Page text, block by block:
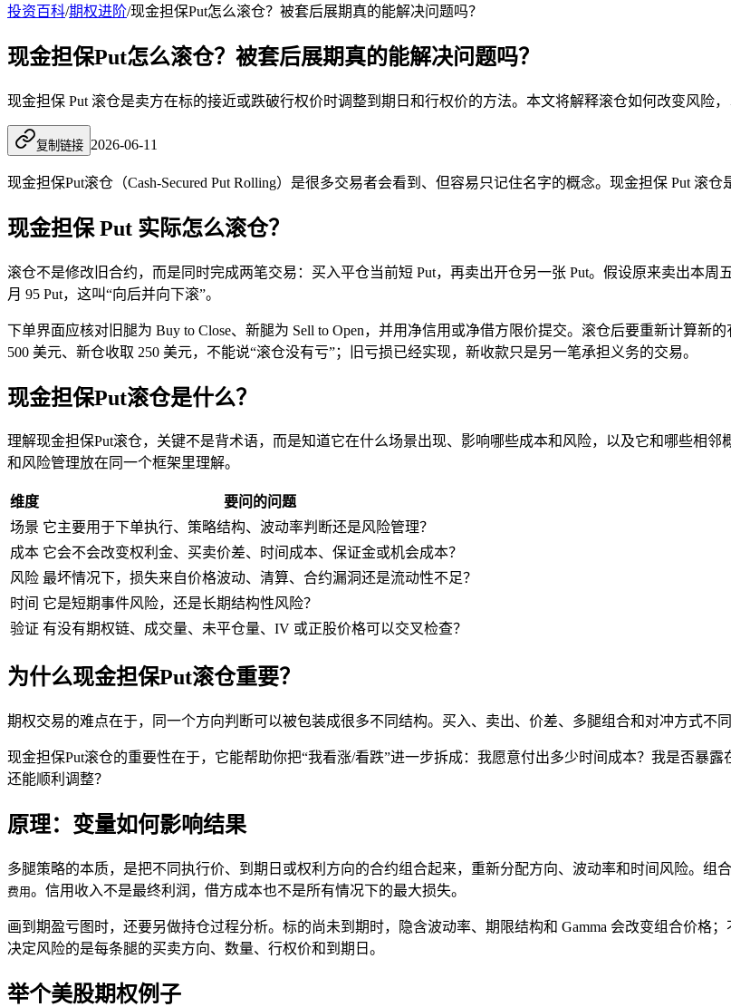
投资百科/期权进阶/现金担保Put怎么滚仓？被套后展期真的能解决问题吗？
现金担保Put怎么滚仓？被套后展期真的能解决问题吗？
现金担保 Put 滚仓是卖方在标的接近或跌破行权价时调整到期日和行权价的方法。本文将解释滚仓如何改变风险
复制链接 2026-06-11
现金担保Put滚仓（Cash-Secured Put Rolling）是很多交易者会看到、但容易只记住名字的概念。现金担保 Put 滚仓
现金担保 Put 实际怎么滚仓？
滚仓不是修改旧合约，而是同时完成两笔交易：买入平仓当前短 Put，再卖出开仓另一张 Put。假设原来卖出本周
月 95 Put，这叫“向后并向下滚”。
下单界面应核对旧腿为 Buy to Close、新腿为 Sell to Open，并用净信用或净借方限价提交。滚仓后要重新计算
500 美元、新仓收取 250 美元，不能说“滚仓没有亏”；旧亏损已经实现，新收款只是另一笔承担义务的交易。
现金担保Put滚仓是什么？
理解现金担保Put滚仓，关键不是背术语，而是知道它在什么场景出现、影响哪些成本和风险，以及它和哪些相
和风险管理放在同一个框架里理解。
维度
要问的问题
场景 它主要用于下单执行、策略结构、波动率判断还是风险管理？
成本 它会不会改变权利金、买卖价差、时间成本、保证金或机会成本？
风险 最坏情况下，损失来自价格波动、清算、合约漏洞还是流动性不足？
时间 它是短期事件风险，还是长期结构性风险？
验证 有没有期权链、成交量、未平仓量、IV 或正股价格可以交叉检查？
为什么现金担保Put滚仓重要？
期权交易的难点在于，同一个方向判断可以被包装成很多不同结构。买入、卖出、价差、多腿组合和对冲方式不
现金担保Put滚仓的重要性在于，它能帮助你把“我看涨/看跌”进一步拆成：我愿意付出多少时间成本？我是否暴露
还能顺利调整？
原理：变量如何影响结果
多腿策略的本质，是把不同执行价、到期日或权利方向的合约组合起来，重新分配方向、波动率和时间风险。组合
费用。信用收入不是最终利润，借方成本也不是所有情况下的最大损失。
画到期盈亏图时，还要另做持仓过程分析。标的尚未到期时，隐含波动率、期限结构和 Gamma 会改变组合价格
决定风险的是每条腿的买卖方向、数量、行权价和到期日。
举个美股期权例子